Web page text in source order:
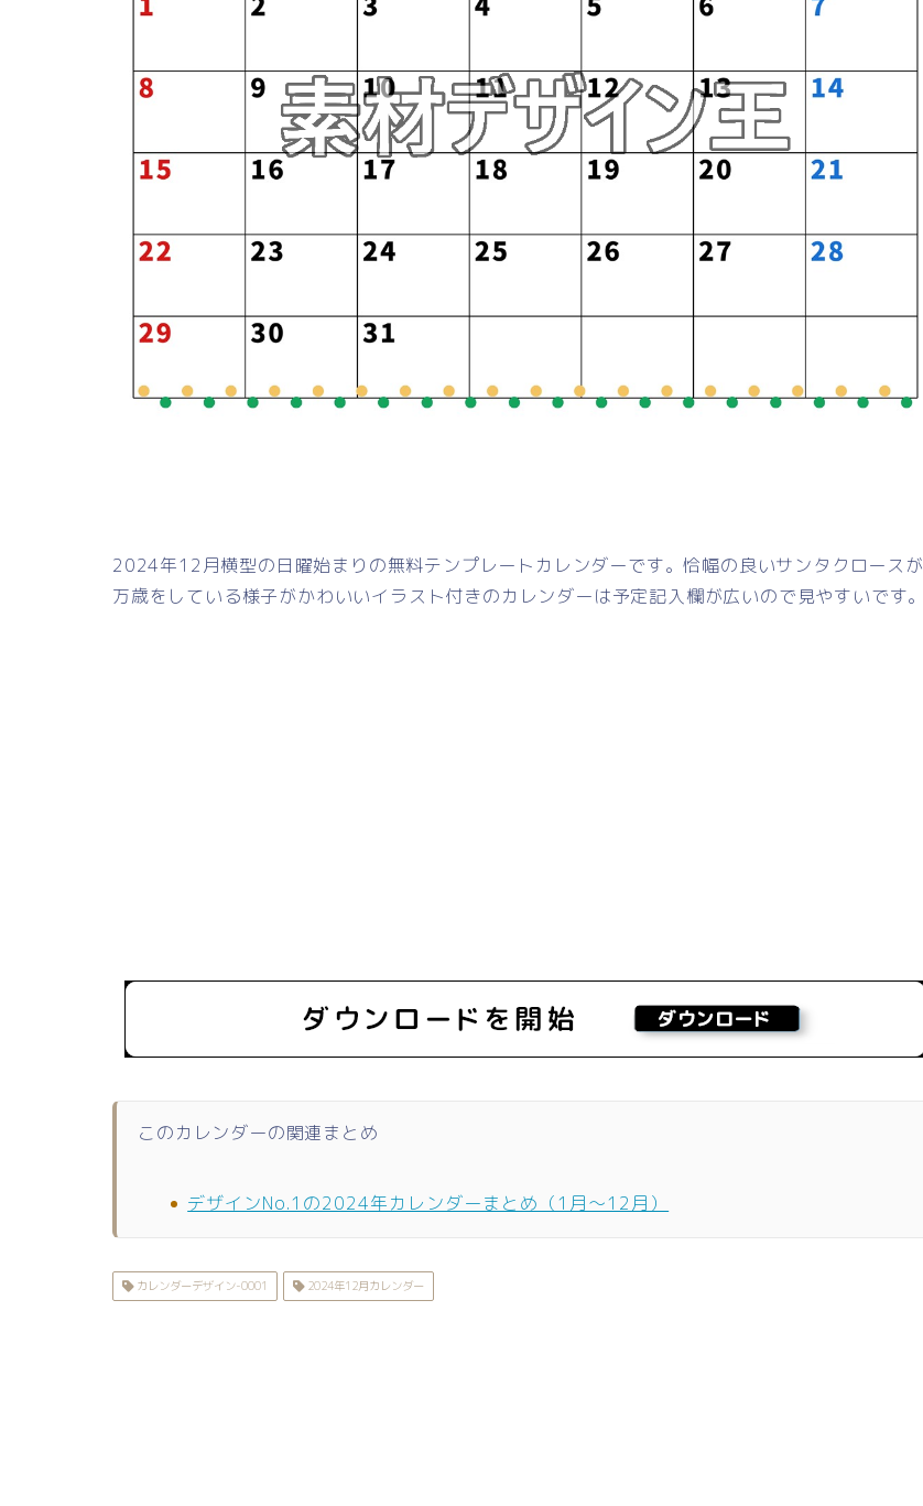
2024年12月横型の日曜始まりの無料テンプレートカレンダーです。恰幅の良いサンタクロースが
万歳をしている様子がかわいいイラスト付きのカレンダーは予定記入欄が広いので見やすいです。
このカレンダーの関連まとめ
デザインNo.1の2024年カレンダーまとめ（1月〜12月）
カレンダーデザイン-0001 2024年12月カレンダー